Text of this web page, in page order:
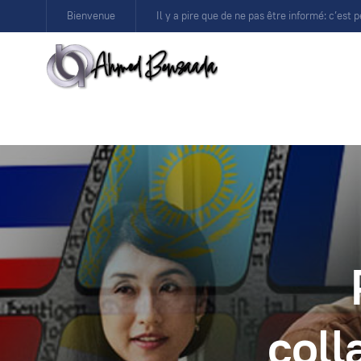
Bienvenue Il y a pire que de ne pas être informé: c’est